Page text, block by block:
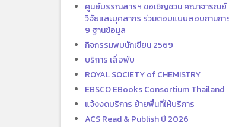
ศูนย์บรรณสารฯ ขอเชิญชวน คณาจารณย์
วิจัยและบุคลากร ร่วมตอบแบบสอบถามกา
9 ฐานข้อมูล
กิจกรรมพบนักเขียน 2569
บริการ เสื่อพับ
ROYAL SOCIETY of CHEMISTRY
EBSCO EBooks Consortium Thailand
แจ้งงดบริการ ย้ายพื้นที่ให้บริการ
ACS Read & Publish ปี 2026